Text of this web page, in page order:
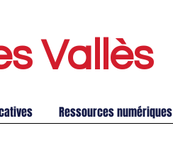
Vallès
Ressources numériques